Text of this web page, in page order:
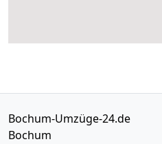
Bochum-Umzüge-24.de
Bochum